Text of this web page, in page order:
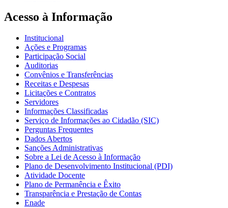
Acesso à Informação
Institucional
Ações e Programas
Participação Social
Auditorias
Convênios e Transferências
Receitas e Despesas
Licitações e Contratos
Servidores
Informações Classificadas
Serviço de Informações ao Cidadão (SIC)
Perguntas Frequentes
Dados Abertos
Sanções Administrativas
Sobre a Lei de Acesso à Informação
Plano de Desenvolvimento Institucional (PDI)
Atividade Docente
Plano de Permanência e Êxito
Transparência e Prestação de Contas
Enade